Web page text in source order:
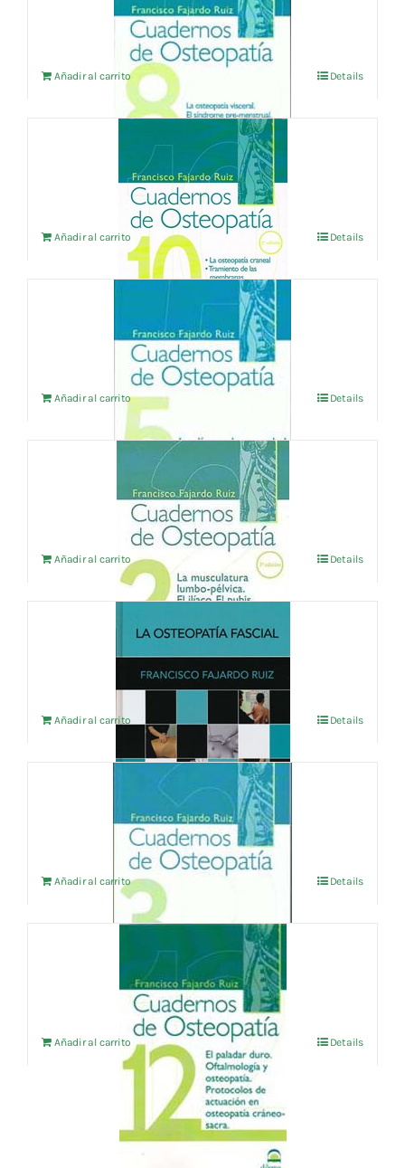
IVA no incluído
Añadir al carrito Details
CUADERNOS DE OSTEOPATIA vol.10
IVA no incluído
Añadir al carrito Details
CUADERNOS DE OSTEOPATIA Vol.5
IVA no incluído
Añadir al carrito Details
CUADERNOS DE OSTEOPATIA Vol.2
IVA no incluído
Añadir al carrito Details
LA OSTEOPATIA FASCIAL
Añadir al carrito Details
CUADERNOS DE OSTEOPATIA Vol.3
IVA no incluído
Añadir al carrito Details
CUADERNOS DE OSTEOPATIA vol.12
IVA no incluído
Añadir al carrito Details